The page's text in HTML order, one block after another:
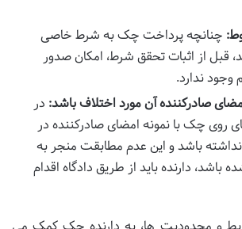
چنانچه پرداخت چک به شرط خاصی
قبل از اثبات تحقق شرط، امکان صدور
وجود ندارد.
صادرکننده آن مورد اختلاف باشد: در
روی چک با نمونه امضای صادرکننده در
باشد و این عدم مطابقت منجر به
دارنده باید از طریق دادگاه اقدام